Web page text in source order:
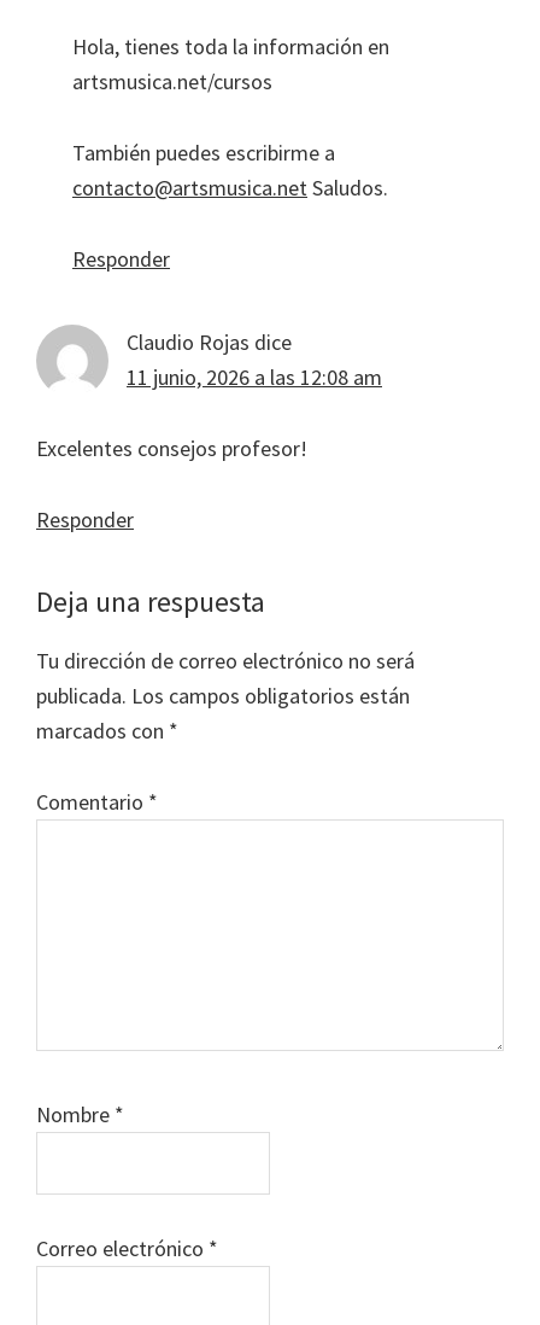
Hola, tienes toda la información en
artsmusica.net/cursos
También puedes escribirme a
contacto@artsmusica.netSaludos.
Responder
Claudio Rojas dice
11 junio, 2026 a las 12:08 am
Excelentes consejos profesor!
Responder
Deja una respuesta
Tu dirección de correo electrónico no será
publicada. Los campos obligatorios están
marcados con *
Comentario *
Nombre *
Correo electrónico *